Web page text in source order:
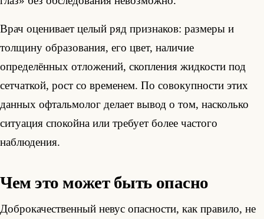
Врач оценивает целый ряд признаков: размеры и
толщину образования, его цвет, наличие
определённых отложений, скопления жидкости под
сетчаткой, рост со временем. По совокупности этих
данных офтальмолог делает вывод о том, насколько
ситуация спокойна или требует более частого
наблюдения.
Чем это может быть опасно
Доброкачественный невус опасности, как правило, не